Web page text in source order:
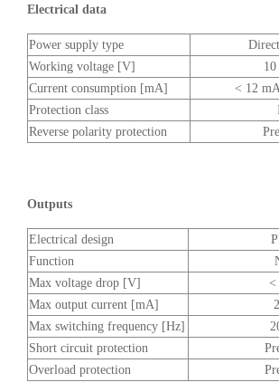
Electrical data
Power supply type
Working voltage [V]
Current consumption [mA]
< 12
Protection class
Reverse polarity protection
Outputs
Electrical design
Function
Max voltage drop [V]
<
Max output current [mA]
Max switching frequency [Hz]
Short circuit protection
Overload protection